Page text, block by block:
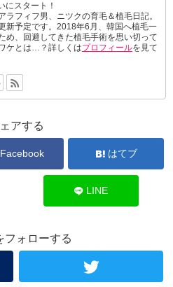
にスタート！
ラフィフ男、ニツクの育毛＆植毛日記。
新予定です。2018年6月、韓国へ植毛一
め、回避してきた植毛手術を思い切って
ケとは…？詳しくはプロフィールを見て
アする
Facebook はてブ
LINE
フォローする